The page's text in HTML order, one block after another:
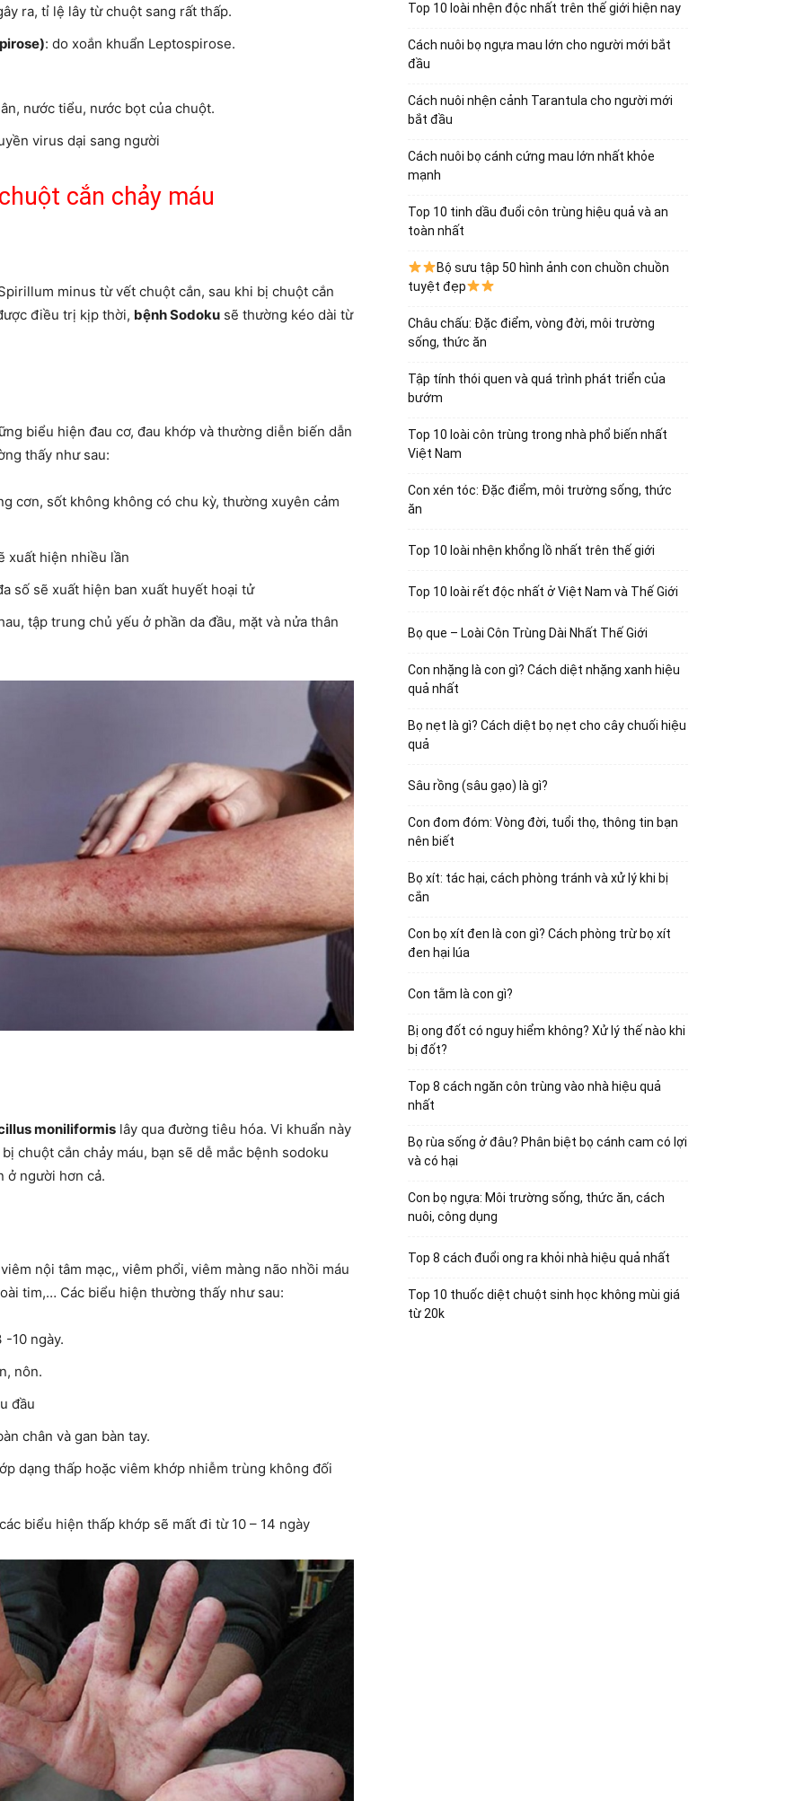
ra, tỉ lệ lây từ chuột sang rất thấp.
: do xoắn khuẩn Leptospirose.
nước tiểu, nước bọt của chuột.
virus dại sang người
cắn chảy máu
minus từ vết chuột cắn, sau khi bị chuột cắn
điều trị kịp thời, bệnh Sodoku sẽ thường kéo dài từ
biểu hiện đau cơ, đau khớp và thường diễn biến dẫn
thấy như sau:
cơn, sốt không không có chu kỳ, thường xuyên cảm
xuất hiện nhiều lần
số sẽ xuất hiện ban xuất huyết hoại tử
tập trung chủ yếu ở phần da đầu, mặt và nửa thân
moniliformis lây qua đường tiêu hóa. Vi khuẩn này
chuột cắn chảy máu, bạn sẽ dễ mắc bệnh sodoku
ở người hơn cả.
nội tâm mạc,, viêm phổi, viêm màng não nhồi máu
tim,… Các biểu hiện thường thấy như sau:
-10 ngày.
nôn.
đầu
chân và gan bàn tay.
dạng thấp hoặc viêm khớp nhiễm trùng không đối
biểu hiện thấp khớp sẽ mất đi từ 10 – 14 ngày
Top 10 loài nhện độc nhất trên thế giới hiện nay
Cách nuôi bọ ngựa mau lớn cho người mới bắt
đầu
Cách nuôi nhện cảnh Tarantula cho người mới
bắt đầu
Cách nuôi bọ cánh cứng mau lớn nhất khỏe
mạnh
Top 10 tinh dầu đuổi côn trùng hiệu quả và an
toàn nhất
Bộ sưu tập 50 hình ảnh con chuồn chuồn
tuyệt đẹp
Châu chấu: Đặc điểm, vòng đời, môi trường
sống, thức ăn
Tập tính thói quen và quá trình phát triển của
bướm
Top 10 loài côn trùng trong nhà phổ biến nhất
Việt Nam
Con xén tóc: Đặc điểm, môi trường sống, thức
ăn
Top 10 loài nhện khổng lồ nhất trên thế giới
Top 10 loài rết độc nhất ở Việt Nam và Thế Giới
Bọ que – Loài Côn Trùng Dài Nhất Thế Giới
Con nhặng là con gì? Cách diệt nhặng xanh hiệu
quả nhất
Bọ nẹt là gì? Cách diệt bọ nẹt cho cây chuối hiệu
quả
Sâu rồng (sâu gạo) là gì?
Con đom đóm: Vòng đời, tuổi thọ, thông tin bạn
nên biết
Bọ xít: tác hại, cách phòng tránh và xử lý khi bị
cắn
Con bọ xít đen là con gì? Cách phòng trừ bọ xít
đen hại lúa
Con tằm là con gì?
Bị ong đốt có nguy hiểm không? Xử lý thế nào khi
bị đốt?
Top 8 cách ngăn côn trùng vào nhà hiệu quả
nhất
Bọ rùa sống ở đâu? Phân biệt bọ cánh cam có lợi
và có hại
Con bọ ngựa: Môi trường sống, thức ăn, cách
nuôi, công dụng
Top 8 cách đuổi ong ra khỏi nhà hiệu quả nhất
Top 10 thuốc diệt chuột sinh học không mùi giá
từ 20k